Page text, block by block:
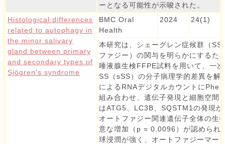
ーとなる可能性が示唆された。
Histological differences
related to autophagy in
the minor salivary
gland between primary
and secondary types of
Sjögren’s syndrome
BMC Oral
Health
2024 24(1)
本研究は、シェーグレン症候群（
ファジー）の関与を明らかにするた
唾液腺生検FFPE試料を用いて、一
SS（sSS）の分子病理学的差異を
によるRNAデジタルカウントに
組み合わせ、遺伝子発現と細胞空間
はATG5、LC3B、SQSTM1の発現
オートファジー関連遺伝子全体の生
意な増加（p = 0.0096）が認められ
球浸潤が強く、オートファジーマー